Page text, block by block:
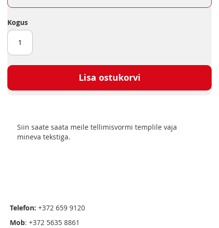
Kogus
Lisa ostukorvi
Siin saate saata meile tellimisvormi templile vaja
mineva tekstiga.
Telefon: +372 659 9120
Mob: +372 5635 8861